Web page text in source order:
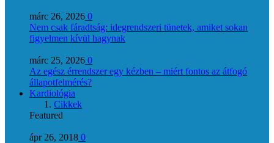
márc 26, 2026 0
Nem csak fáradtság: idegrendszeri tünetek, amiket sokan
figyelmen kívül hagynak
márc 25, 2026 0
Az egész érrendszer egy kézben – miért fontos az átfogó
állapotfelmérés?
Kardiológia
Cikkek
Featured
ápr 26, 2018 0